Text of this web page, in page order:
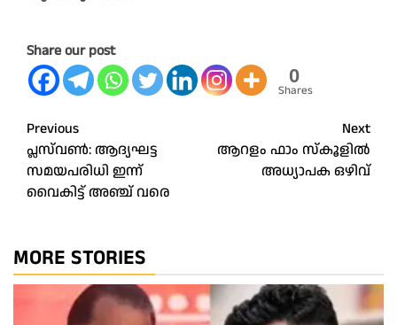
Share our post
0
Shares
Post
navigation
Previous
പ്ലസ്‌വൺ: ആദ്യഘട്ട
സമയപരിധി ഇന്ന്
വൈകിട്ട്‌ അഞ്ച് വരെ
Next
ആറളം ഫാം സ്കൂളിൽ
അധ്യാപക ഒഴിവ്
MORE STORIES